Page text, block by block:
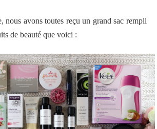
nous avons toutes reçu un grand sac rempli
de beauté que voici :